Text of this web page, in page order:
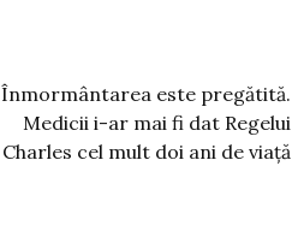
Înmormântarea este pregătită.
Medicii i-ar mai fi dat Regelui
Charles cel mult doi ani de viață